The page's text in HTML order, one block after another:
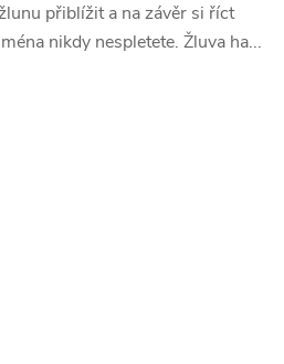
přiblížit a na závěr si říct
nikdy nespletete. Žluva ha...